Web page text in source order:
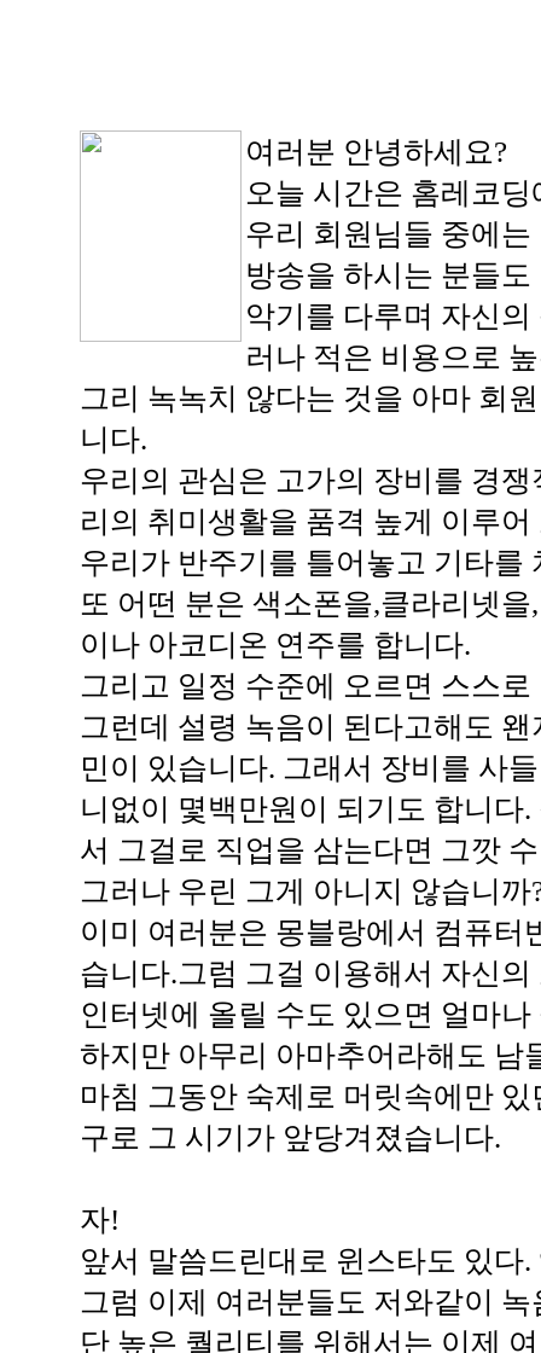
여러분 안녕하세요?
오늘 시간은 홈레코
우리 회원님들 중에
방송을 하시는 분들
악기를 다루며 자신
러나 적은 비용으로
그리 녹녹치 않다는 것을 아마 회
니다.
우리의 관심은 고가의 장비를 경
리의 취미생활을 품격 높게 이루
우리가 반주기를 틀어놓고 기타를
또 어떤 분은 색소폰을,클라리넷
이나 아코디온 연주를 합니다.
그리고 일정 수준에 오르면 스스
그런데 설령 녹음이 된다고해도
민이 있습니다. 그래서 장비를 사
니없이 몇백만원이 되기도 합니다
서 그걸로 직업을 삼는다면 그깟
그러나 우린 그게 아니지 않습니까
이미 여러분은 몽블랑에서 컴퓨
습니다.그럼 그걸 이용해서 자신
인터넷에 올릴 수도 있으면 얼마나
하지만 아무리 아마추어라해도 남
마침 그동안 숙제로 머릿속에만
구로 그 시기가 앞당겨졌습니다.
자!
앞서 말씀드린대로 윈스타도 있다
그럼 이제 여러분들도 저와같이
단 높은 퀄리티를 위해서는 이제